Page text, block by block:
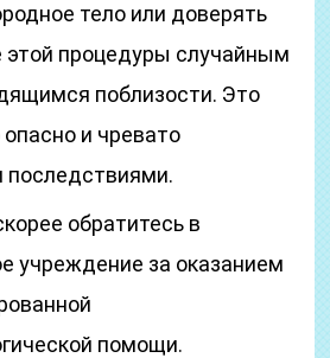
тело или доверять
этой процедуры случайным
поблизости. Это
и чревато
последствиями.
обратитесь в
учреждение за оказанием
помощи.